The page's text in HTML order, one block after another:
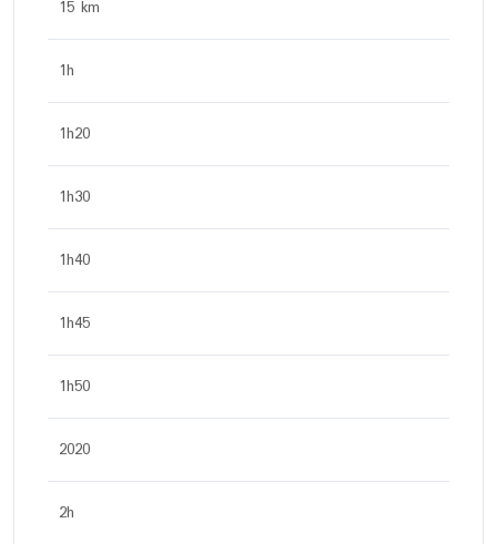
15 km
1h
1h20
1h30
1h40
1h45
1h50
2020
2h